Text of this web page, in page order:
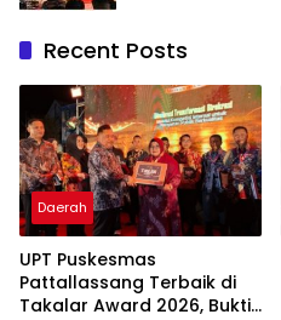
Recent Posts
Daerah
UPT Puskesmas
Pattallassang Terbaik di
Takalar Award 2026, Bukti